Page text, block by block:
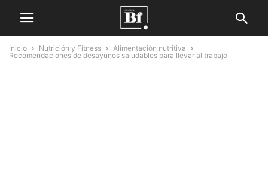
Inicio Nutrición y Fitness
Alimentación nutritiva
Recomendaciones de desayunos saludables para llevar al trabajo